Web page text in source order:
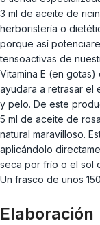
3 ml de aceite de
herboristería o
porque así
tensoactivas de
Vitamina E (en
ayudara a retrasar el
y pelo. De este
5 ml de aceite de
natural maravilloso.
aplicándolo
seca por frío o el sol
Un frasco de unos
Elaboración